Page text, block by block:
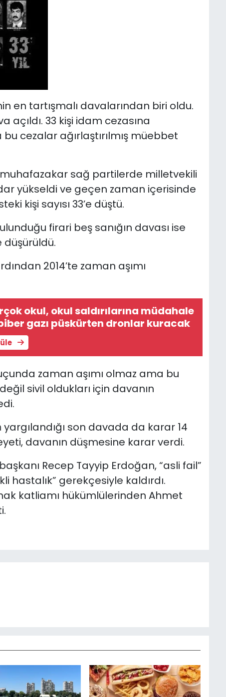
en tartışmalı davalarından biri oldu.
açıldı. 33 kişi idam cezasına
bu cezalar ağırlaştırılmış müebbet
sağ partilerde milletvekili
yükseldi ve geçen zaman içerisinde
kişi sayısı 33’e düştü.
firari beş sanığın davası ise
düşürüldü.
2014’te zaman aşımı
okul, okul saldırılarına müdahale
gazı püskürten dronlar kuracak
zaman aşımı olmaz ama bu
sivil oldukları için davanın
son davada da karar 14
davanın düşmesine karar verdi.
Recep Tayyip Erdoğan, “asli fail”
hastalık” gerekçesiyle kaldırdı.
katliamı hükümlülerinden Ahmet